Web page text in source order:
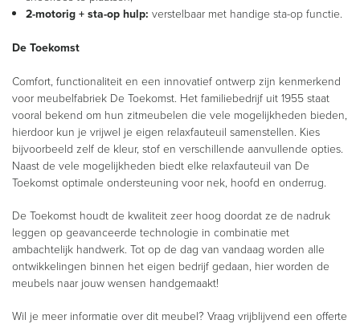
2-motorig + sta-op hulp: verstelbaar met handige sta-op functie.
De Toekomst
Comfort, functionaliteit en een innovatief ontwerp zijn kenmerkend
voor meubelfabriek De Toekomst. Het familiebedrijf uit 1955 staat
vooral bekend om hun zitmeubelen die vele mogelijkheden bieden,
hierdoor kun je vrijwel je eigen relaxfauteuil samenstellen. Kies
bijvoorbeeld zelf de kleur, stof en verschillende aanvullende opties.
Naast de vele mogelijkheden biedt elke relaxfauteuil van De
Toekomst optimale ondersteuning voor nek, hoofd en onderrug.
De Toekomst houdt de kwaliteit zeer hoog doordat ze de nadruk
leggen op geavanceerde technologie in combinatie met
ambachtelijk handwerk. Tot op de dag van vandaag worden alle
ontwikkelingen binnen het eigen bedrijf gedaan, hier worden de
meubels naar jouw wensen handgemaakt!
Wil je meer informatie over dit meubel? Vraag vrijblijvend een offerte